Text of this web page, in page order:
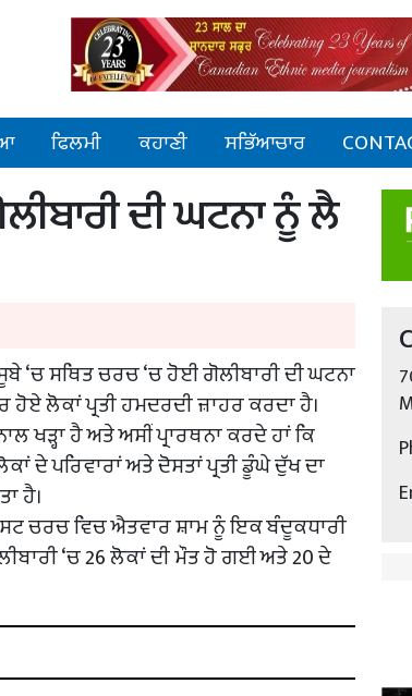
ਫਿਲਮੀ ਕਹਾਣੀ ਸਭਿੱਆਚਾਰ
ਦੀ ਘਟਨਾ ਨੂੰ ਲੈ
‘ਚ ਸਥਿਤ ਚਰਚ ‘ਚ ਹੋਈ ਗੋਲੀਬਾਰੀ ਦੀ ਘਟਨਾ
ਲੋਕਾਂ ਪ੍ਰਤੀ ਹਮਦਰਦੀ ਜ਼ਾਹਰ ਕਰਦਾ ਹੈ।
ਖੜ੍ਹਾ ਹੈ ਅਤੇ ਅਸੀਂ ਪ੍ਰਾਰਥਨਾ ਕਰਦੇ ਹਾਂ ਕਿ
ਦੇ ਪਰਿਵਾਰਾਂ ਅਤੇ ਦੋਸਤਾਂ ਪ੍ਰਤੀ ਡੂੰਘੇ ਦੁੱਖ ਦਾ
ਹੈ।
ਚਰਚ ਵਿਚ ਐਤਵਾਰ ਸ਼ਾਮ ਨੂੰ ਇਕ ਬੰਦੂਕਧਾਰੀ
‘ਚ 26 ਲੋਕਾਂ ਦੀ ਮੌਤ ਹੋ ਗਈ ਅਤੇ 20 ਦੇ